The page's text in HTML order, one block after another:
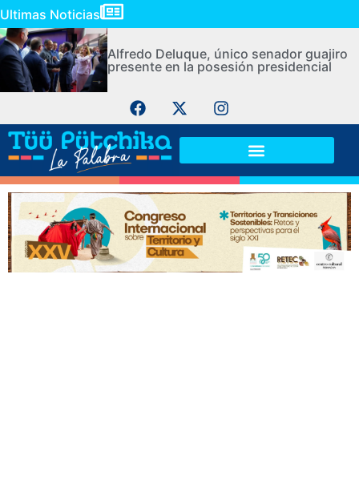
Ultimas Noticias
Alfredo Deluque, único senador guajiro
presente en la posesión presidencial